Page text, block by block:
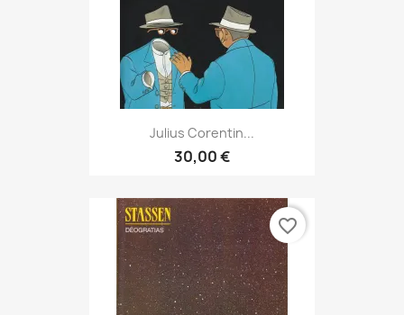
Julius Corentin...
30,00 €
favorite_border